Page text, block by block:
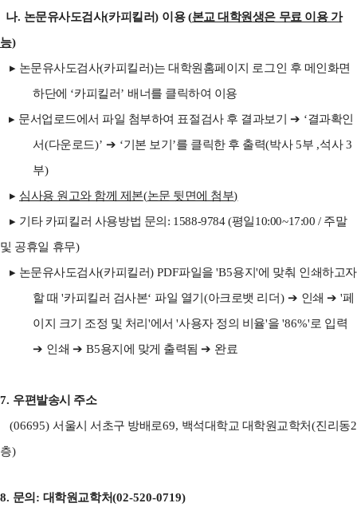
나. 논문유사도검사(카피킬러) 이용(본교 대학원생은 무료 이용 가
능)
▸ 논문유사도검사(카피킬러)는 대학원홈페이지 로그인 후 메인화면
하단에 ‘카피킬러’배너를 클릭하여 이용
▸ 문서업로드에서 파일 첨부하여 표절검사 후 결과보기 ➔ ‘결과확인
서(다운로드)’ ➔ ‘기본 보기 ’를 클릭한 후 출력(박사5부 ,석사3
부)
▸ 심사용 원고와 함께 제본(논문 뒷면에 첨부)
▸ 기타 카피킬러 사용방법 문의 : 1588-9784 (평일10:00~17:00 / 주말
및 공휴일 휴무)
▸ 논문유사도검사(카피킬러) PDF파일을'B5용지'에 맞춰 인쇄하고자
할 때'카피킬러 검사본‘ 파일 열기 (아크로뱃 리더) ➔ 인쇄➔'페
이지 크기 조정 및 처리 '에서'사용자 정의 비율'을'86%'로 입력
➔ 인쇄 ➔ B5용지에 맞게 출력됨➔ 완료
7. 우편발송시 주소
(06695) 서울시 서초구 방배로69, 백석대학교 대학원교학처(진리동2
층)
8. 문의 : 대학원교학처(02-520-0719)